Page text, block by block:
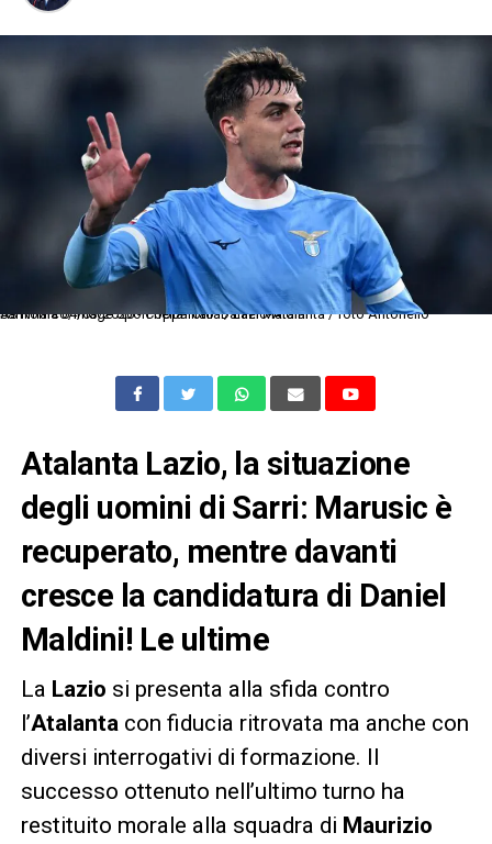
As Roma 04/03/2026 - Coppa italia / Lazio-Atalanta / foto Antonello Sammarco/Image Sport nella foto: Daniel Maldini
Atalanta Lazio, la situazione
degli uomini di Sarri: Marusic è
recuperato, mentre davanti
cresce la candidatura di Daniel
Maldini! Le ultime
La Lazio si presenta alla sfida contro
l’Atalanta con fiducia ritrovata ma anche con
diversi interrogativi di formazione. Il
successo ottenuto nell’ultimo turno ha
restituito morale alla squadra di Maurizio